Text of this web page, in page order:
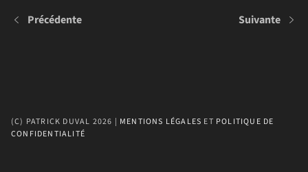
Précédente Suivante
(C) PATRICK DUVAL 2026 | MENTIONS LÉGALES ET POLITIQUE DE
CONFIDENTIALITÉ